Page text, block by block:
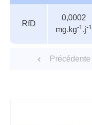
valeurs
organismes
reconnus
RfD
0,0002
mg.kg-1.j-1
Précédente